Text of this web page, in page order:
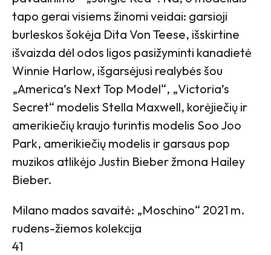
tapo gerai visiems žinomi veidai: garsioji
burleskos šokėja Dita Von Teese, išskirtine
išvaizda dėl odos ligos pasižyminti kanadietė
Winnie Harlow, išgarsėjusi realybės šou
„America’s Next Top Model“, „Victoria’s
Secret“ modelis Stella Maxwell, korėjiečių ir
amerikiečių kraujo turintis modelis Soo Joo
Park, amerikiečių modelis ir garsaus pop
muzikos atlikėjo Justin Bieber žmona Hailey
Bieber.
Milano mados savaitė: „Moschino“ 2021 m.
rudens-žiemos kolekcija
41